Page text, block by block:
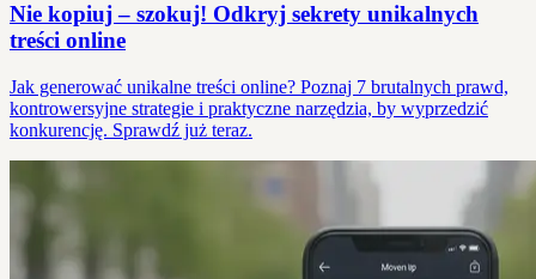
Nie kopiuj – szokuj! Odkryj sekrety unikalnych
treści online
Jak generować unikalne treści online? Poznaj 7 brutalnych prawd,
kontrowersyjne strategie i praktyczne narzędzia, by wyprzedzić
konkurencję. Sprawdź już teraz.